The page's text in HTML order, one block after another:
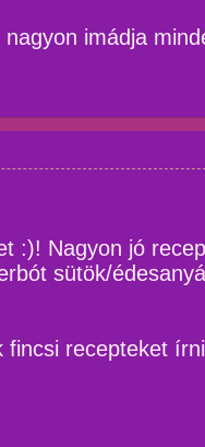
imádja
:)! Nagyon jó
sütök/
fincsi recepteket